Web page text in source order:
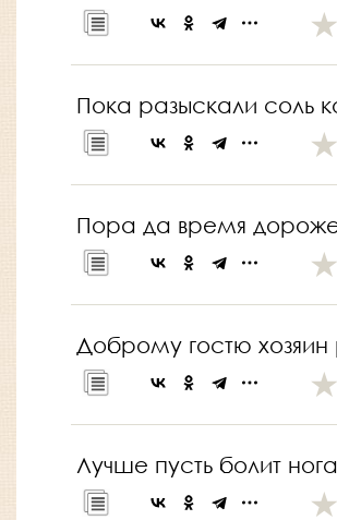
Пока разыскали соль
Пора да время дороже
Доброму гостю хозяин
Лучше пусть болит